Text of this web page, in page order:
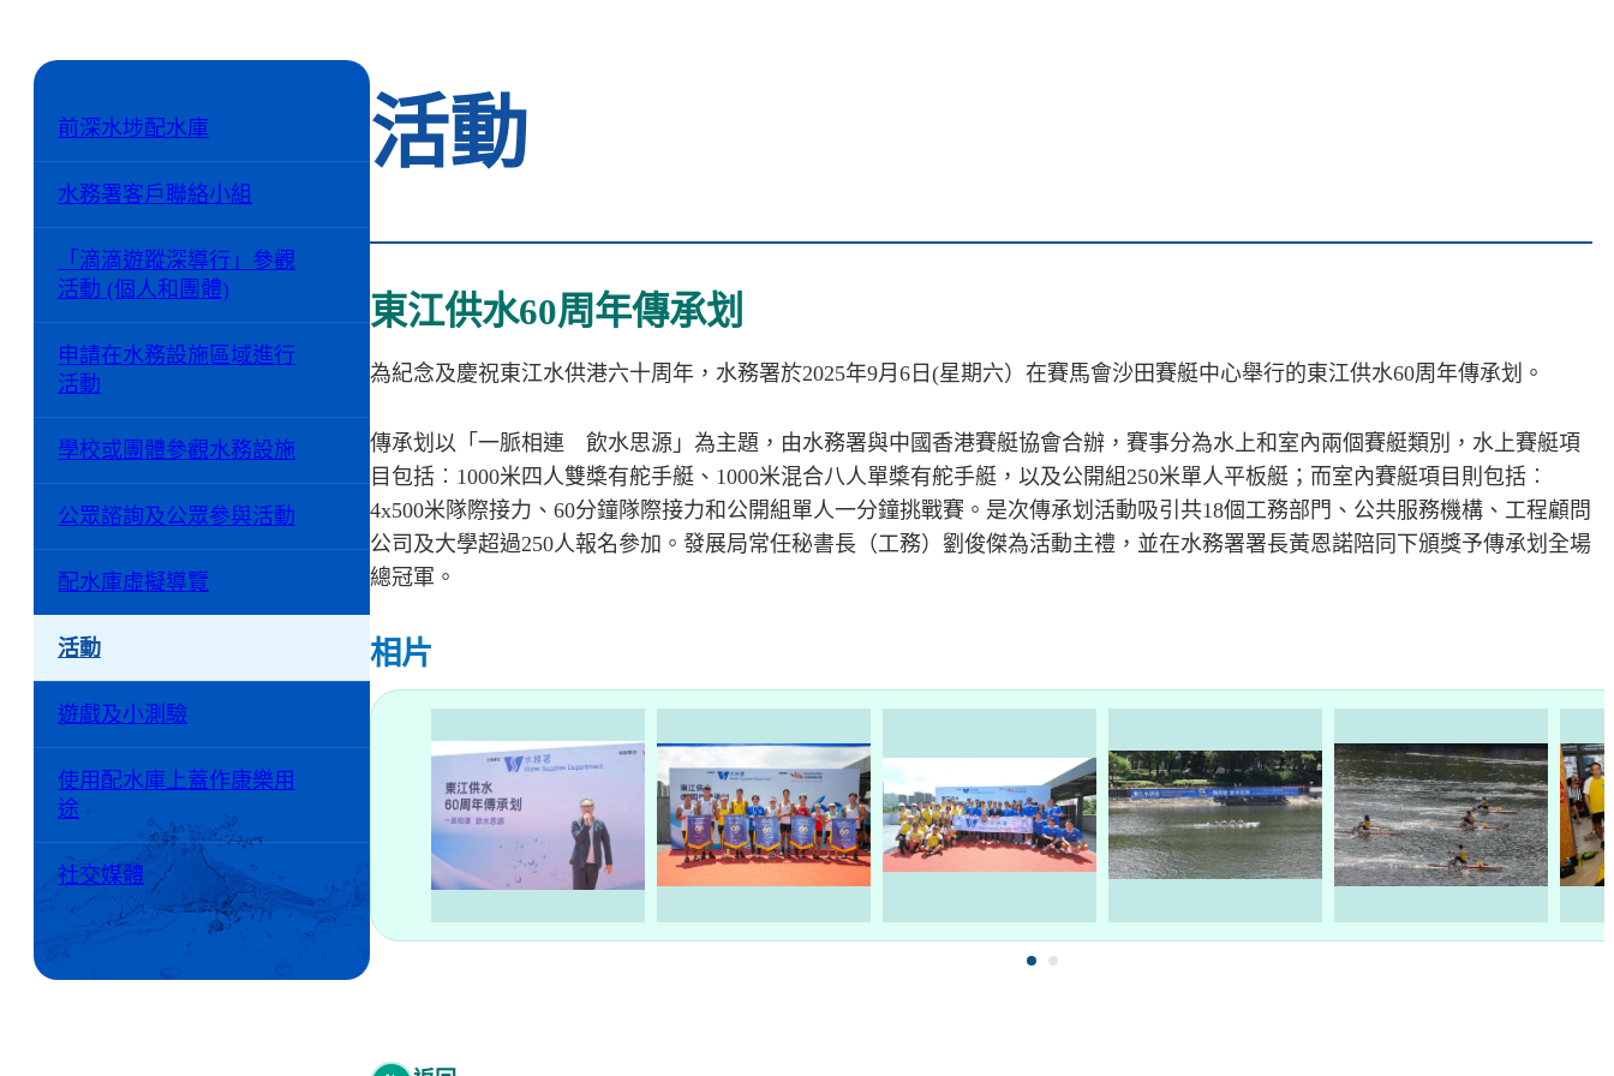
前深水埗配水庫
水務署客戶聯絡小組
「滴滴遊蹤深導行」參觀
活動 (個人和團體)
申請在水務設施區域進行
活動
學校或團體參觀水務設施
公眾諮詢及公眾參與活動
配水庫虛擬導覽
活動
遊戲及小測驗
使用配水庫上蓋作康樂用
途
社交媒體
活動
東江供水60周年傳承划
為紀念及慶祝東江水供港六十周年，水務署於2025年9月6日(星期六）在賽馬會沙田賽艇中心舉行的東江供水60周年傳承划。
傳承划以「一脈相連 飲水思源」為主題，由水務署與中國香港賽艇協會合辦，賽事分為水上和室內兩個賽艇類別，水上賽艇項
目包括︰1000米四人雙槳有舵手艇、1000米混合八人單槳有舵手艇，以及公開組250米單人平板艇；而室內賽艇項目則包括︰
4x500米隊際接力、60分鐘隊際接力和公開組單人一分鐘挑戰賽。是次傳承划活動吸引共18個工務部門、公共服務機構、工程顧問
公司及大學超過250人報名參加。發展局常任秘書長（工務）劉俊傑為活動主禮，並在水務署署長黃恩諾陪同下頒獎予傳承划全場
總冠軍。
相片